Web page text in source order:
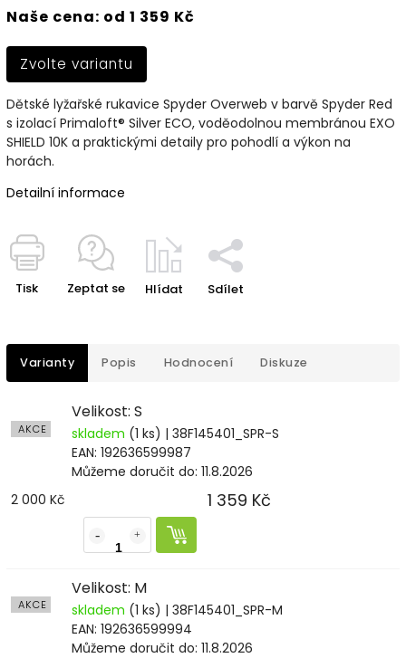
Naše cena: od 1 359 Kč
Zvolte variantu
Dětské lyžařské rukavice Spyder Overweb v barvě Spyder Red
s izolací Primaloft® Silver ECO, voděodolnou membránou EXO
SHIELD 10K a praktickými detaily pro pohodlí a výkon na
horách.
Detailní informace
Tisk Zeptat se Hlídat Sdílet
Varianty Popis Hodnocení Diskuze
AKCE
Velikost: S
skladem (1 ks) | 38F145401_SPR-S
EAN: 192636599987
Můžeme doručit do: 11.8.2026
2 000 Kč
1 359 Kč
AKCE
Velikost: M
skladem (1 ks) | 38F145401_SPR-M
EAN: 192636599994
Můžeme doručit do: 11.8.2026